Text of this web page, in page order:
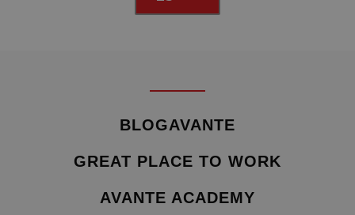
BLOGAVANTE
GREAT PLACE TO WORK
AVANTE ACADEMY